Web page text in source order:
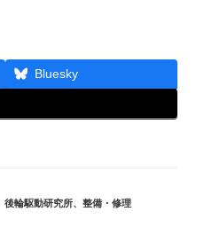
Bluesky
後輪駆動研究所、 整備・修理